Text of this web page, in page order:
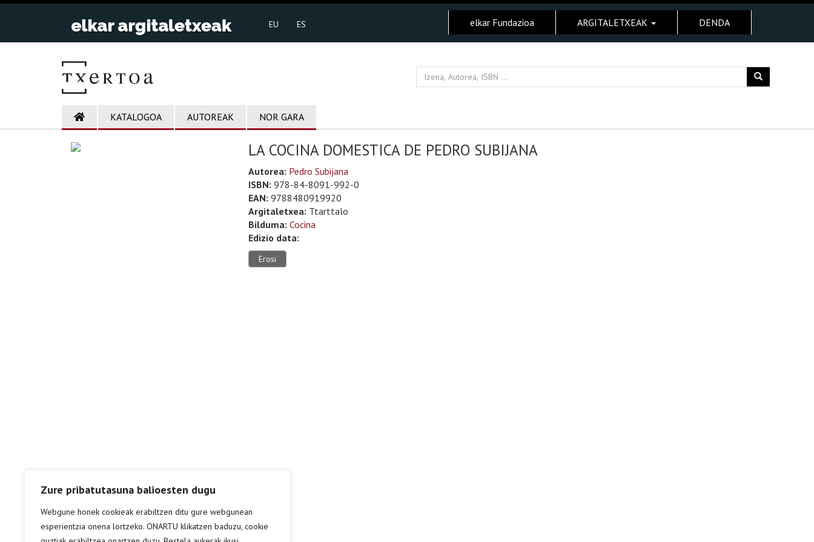
Zure pribatutasuna balioesten dugu
Webgune honek cookieak erabiltzen ditu gure webgunean
esperientzia onena lortzeko. ONARTU klikatzen baduzu, cookie
EU ES elkar Fundazioa ARGITALETXEAK DENDA
KATALOGOA AUTOREAK NOR GARA
LA COCINA DOMESTICA DE PEDRO SUBIJANA
Autorea: Pedro Subijana
ISBN: 978-84-8091-992-0
EAN: 9788480919920
Argitaletxea: Ttarttalo
Bilduma: Cocina
Edizio data:
Erosi